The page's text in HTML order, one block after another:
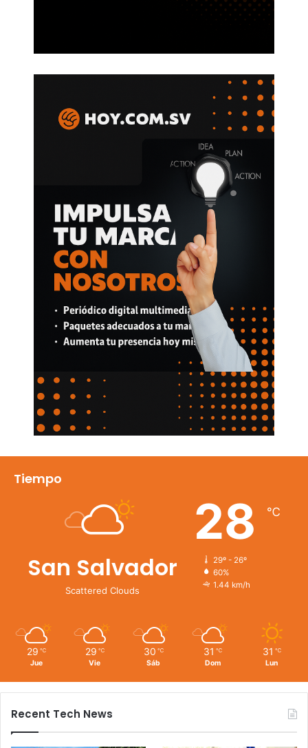
Tiempo
San Salvador
Scattered Clouds
28 ℃
29º - 26º
60%
1.44 km/h
29 ℃
Jue
29 ℃
Vie
30 ℃
Sáb
31 ℃
Dom
31 ℃
Lun
Recent Tech News